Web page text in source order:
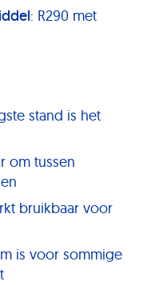
: R290 met
stand is het
om tussen
bruikbaar voor
is voor sommige